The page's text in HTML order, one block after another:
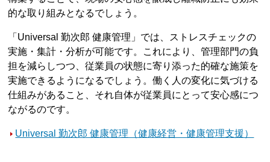
的な取り組みとなるでしょう。
「Universal 勤次郎 健康管理」では、ストレスチェックの
実施・集計・分析が可能です。これにより、管理部門の負
担を減らしつつ、従業員の状態に寄り添った的確な施策を
実施できるようになるでしょう。働く人の変化に気づける
仕組みがあること、それ自体が従業員にとって安心感につ
ながるのです。
Universal 勤次郎 健康管理（健康経営・健康管理支援）